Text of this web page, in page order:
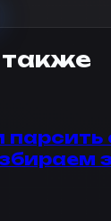
парсить